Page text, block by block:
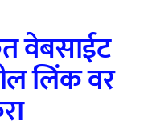
वेबसाईट
लिंक वर